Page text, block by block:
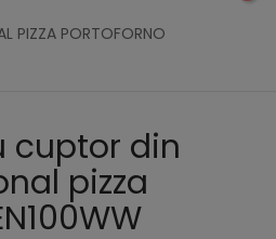
PIZZA PORTOFORNO
cuptor din
pizza